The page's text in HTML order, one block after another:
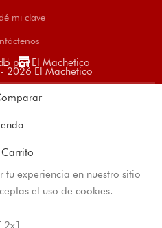
mi clave
store
por El Machetico
2026 El Machetico
Carrito
experiencia en nuestro sitio
el uso de cookies.